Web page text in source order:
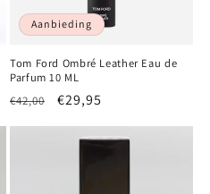
Aanbieding
Tom Ford Ombré Leather Eau de
Parfum 10 ML
Normale
€42,00 Aanbiedingsprijs
€29,95